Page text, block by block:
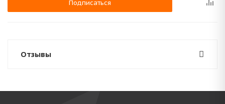
Подписаться
Отзывы